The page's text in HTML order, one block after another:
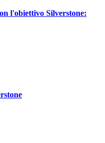
l'obiettivo Silverstone: